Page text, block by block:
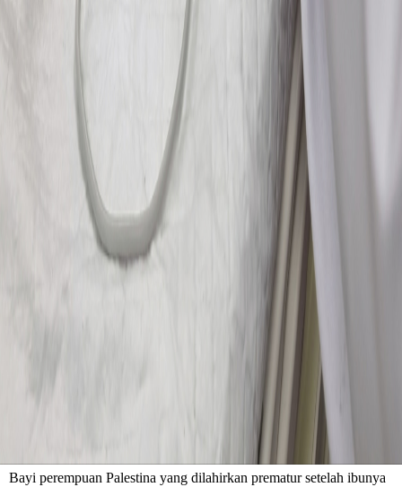
Bayi perempuan Palestina yang dilahirkan prematur setelah ibunya